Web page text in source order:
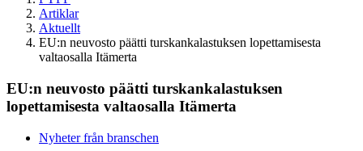
Artiklar
Aktuellt
EU:n neuvosto päätti turskankalastuksen lopettamisesta
valtaosalla Itämerta
EU:n neuvosto päätti turskankalastuksen
lopettamisesta valtaosalla Itämerta
Nyheter från branschen